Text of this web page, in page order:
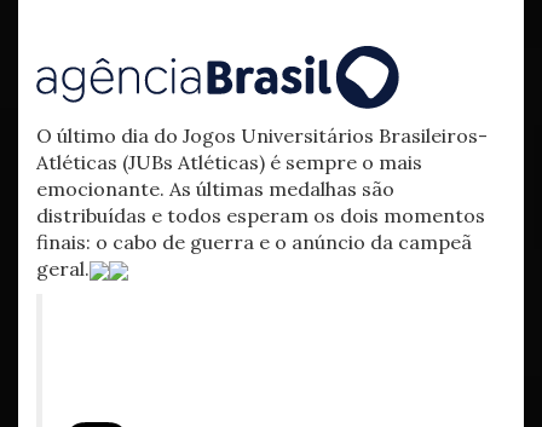
O último dia do Jogos Universitários Brasileiros-
Atléticas (JUBs Atléticas) é sempre o mais
emocionante. As últimas medalhas são
distribuídas e todos esperam os dois momentos
finais: o cabo de guerra e o anúncio da campeã
geral.